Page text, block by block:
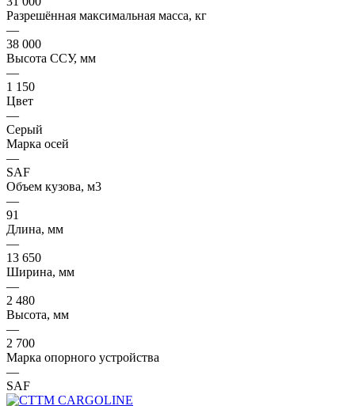
Разрешённая максимальная масса, кг
—
38 000
Высота ССУ, мм
—
1 150
Цвет
—
Серый
Марка осей
—
SAF
Объем кузова, м3
—
91
Длина, мм
—
13 650
Ширина, мм
—
2 480
Высота, мм
—
2 700
Марка опорного устройства
—
SAF